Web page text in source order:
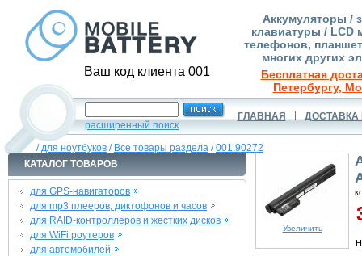
Ваш код клиента 001
Аккумуляторы /
клавиатуры / LCD
телефонов,
многих других
Бесплатная
Петербургу,
расширенный поиск
ГЛАВНАЯ ДОСТАВКА
/для ноутбуков / Все товары раздела /001.90272
КАТАЛОГ ТОВАРОВ
для GPS-навигаторов
для mp3 плееров, диктофонов и часов
для RAID-контроллеров и жестких дисков
для WiFi роутеров
для автомобилей
Увеличить